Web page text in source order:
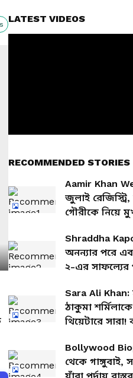
LATEST VIDEOS
RECOMMENDED STORIES
Aamir Khan
জুলাই
গৌরীকে নিয়ে
Shraddha
অনন্যার পরে এবার
২-এর
কেন?
Sara Ali
ঠাকুমা
থিয়েটারে
Bollywood
থেকে গাঙ্গুবাই,